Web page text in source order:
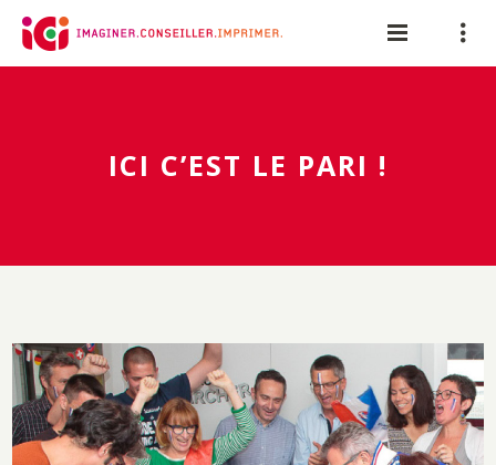
ICI C’EST LE PARI !
Panneau de gestion des cookies